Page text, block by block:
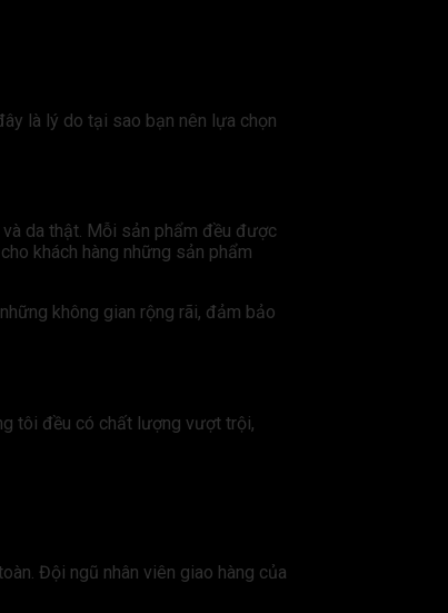
là lý do tại sao bạn nên lựa chọn
da thật. Mỗi sản phẩm đều được
khách hàng những sản phẩm
không gian rộng rãi, đảm bảo
tôi đều có chất lượng vượt trội,
Đội ngũ nhân viên giao hàng của